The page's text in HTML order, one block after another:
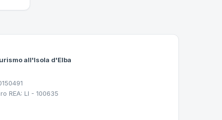
all'Isola d'Elba
REA: LI - 100635